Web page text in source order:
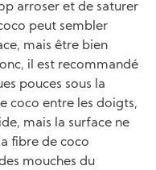
arroser et de saturer
peut sembler
mais être bien
il est recommandé
pouces sous la
coco entre les doigts,
mais la surface ne
fibre de coco
mouches du